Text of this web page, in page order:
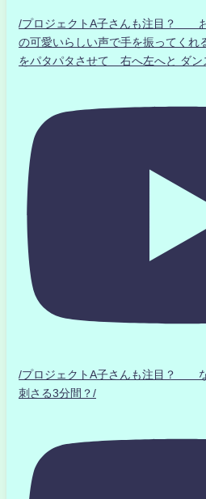
/プロジェクトA子さんも注目？
の可愛いらしい声で手を振ってく
をパタパタさせて 右へ左へと ダン
/プロジェクトA子さんも注目？
刺さる3分間？/